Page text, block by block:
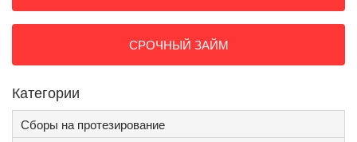
СРОЧНЫЙ ЗАЙМ
Категории
Сборы на протезирование